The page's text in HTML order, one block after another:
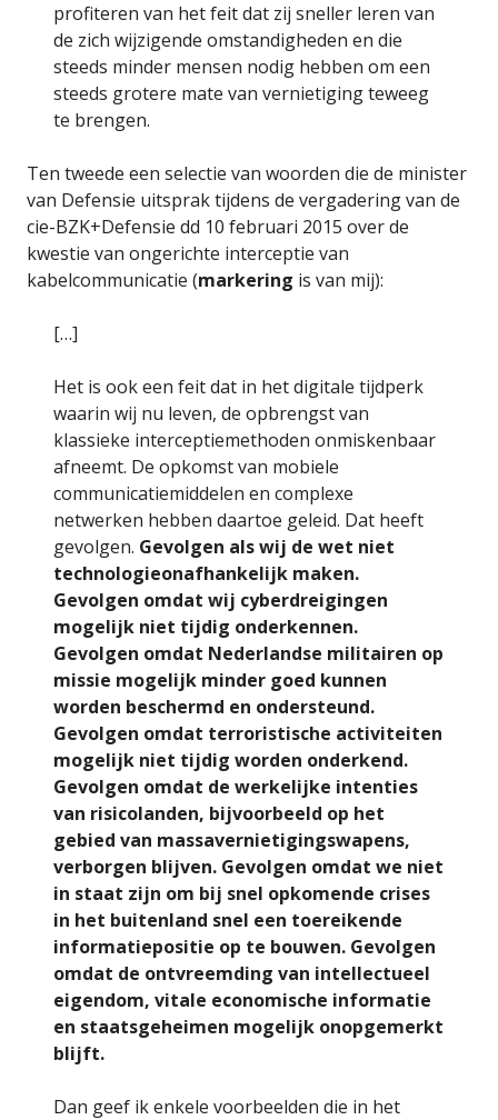
profiteren van het feit dat zij sneller leren van
de zich wijzigende omstandigheden en die
steeds minder mensen nodig hebben om een
steeds grotere mate van vernietiging teweeg
te brengen.
Ten tweede een selectie van woorden die de minister
van Defensie uitsprak tijdens de vergadering van de
cie-BZK+Defensie dd 10 februari 2015 over de
kwestie van ongerichte interceptie van
kabelcommunicatie (markering is van mij):
[…]
Het is ook een feit dat in het digitale tijdperk
waarin wij nu leven, de opbrengst van
klassieke interceptiemethoden onmiskenbaar
afneemt. De opkomst van mobiele
communicatiemiddelen en complexe
netwerken hebben daartoe geleid. Dat heeft
gevolgen. Gevolgen als wij de wet niet
technologieonafhankelijk maken.
Gevolgen omdat wij cyberdreigingen
mogelijk niet tijdig onderkennen.
Gevolgen omdat Nederlandse militairen op
missie mogelijk minder goed kunnen
worden beschermd en ondersteund.
Gevolgen omdat terroristische activiteiten
mogelijk niet tijdig worden onderkend.
Gevolgen omdat de werkelijke intenties
van risicolanden, bijvoorbeeld op het
gebied van massavernietigingswapens,
verborgen blijven. Gevolgen omdat we niet
in staat zijn om bij snel opkomende crises
in het buitenland snel een toereikende
informatiepositie op te bouwen. Gevolgen
omdat de ontvreemding van intellectueel
eigendom, vitale economische informatie
en staatsgeheimen mogelijk onopgemerkt
blijft.
Dan geef ik enkele voorbeelden die in het